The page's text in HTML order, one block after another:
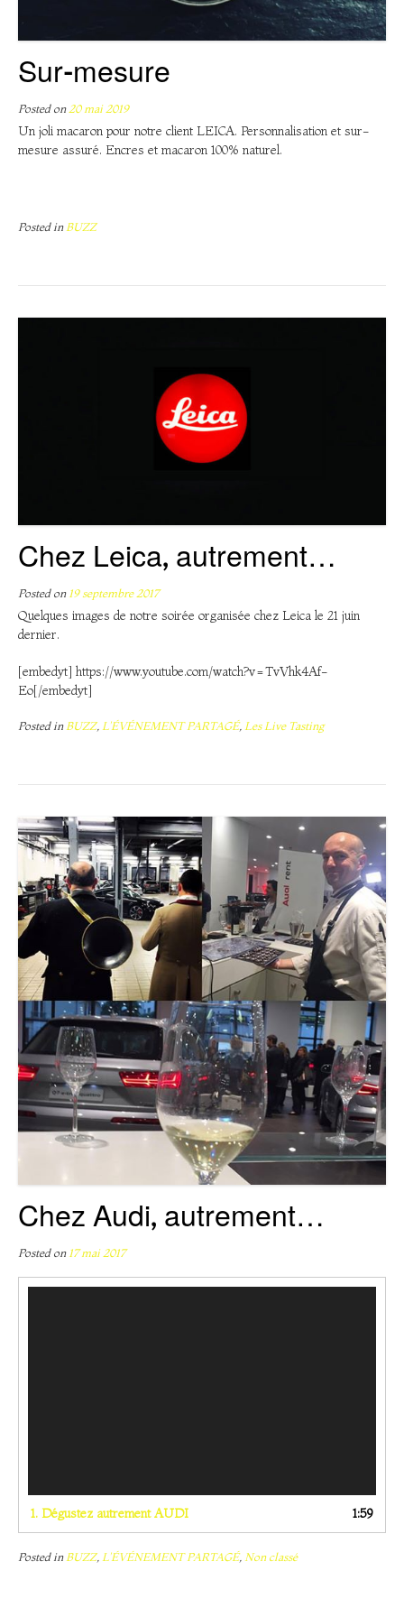
Sur-mesure
Posted on 20 mai 2019
Un joli macaron pour notre client LEICA. Personnalisation et sur-
mesure assuré. Encres et macaron 100% naturel.
Posted in BUZZ
Chez Leica, autrement…
Posted on 19 septembre 2017
Quelques images de notre soirée organisée chez Leica le 21 juin
dernier.
[embedyt] https://www.youtube.com/watch?v=TvVhk4Af-
Eo[/embedyt]
Posted in BUZZ, L'ÉVÉNEMENT PARTAGÉ, Les Live Tasting
Chez Audi, autrement…
Posted on 17 mai 2017
1. Dégustez autrement AUDI 1:59
Posted inBUZZ, L'ÉVÉNEMENT PARTAGÉ, Non classé